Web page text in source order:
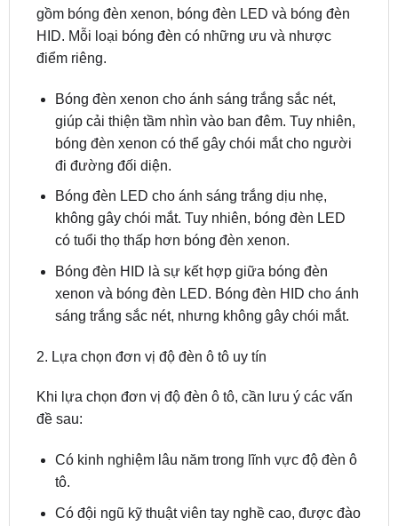
gồm bóng đèn xenon, bóng đèn LED và bóng đèn
HID. Mỗi loại bóng đèn có những ưu và nhược
điểm riêng.
Bóng đèn xenon cho ánh sáng trắng sắc nét,
giúp cải thiện tầm nhìn vào ban đêm. Tuy nhiên,
bóng đèn xenon có thể gây chói mắt cho người
đi đường đối diện.
Bóng đèn LED cho ánh sáng trắng dịu nhẹ,
không gây chói mắt. Tuy nhiên, bóng đèn LED
có tuổi thọ thấp hơn bóng đèn xenon.
Bóng đèn HID là sự kết hợp giữa bóng đèn
xenon và bóng đèn LED. Bóng đèn HID cho ánh
sáng trắng sắc nét, nhưng không gây chói mắt.
2. Lựa chọn đơn vị độ đèn ô tô uy tín
Khi lựa chọn đơn vị độ đèn ô tô, cần lưu ý các vấn
đề sau:
Có kinh nghiệm lâu năm trong lĩnh vực độ đèn ô
tô.
Có đội ngũ kỹ thuật viên tay nghề cao, được đào